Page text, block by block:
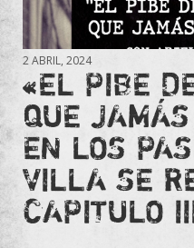
2 ABRIL, 2024
«EL PIBE
QUE
EN LOS
VILLA SE
CAPITULO